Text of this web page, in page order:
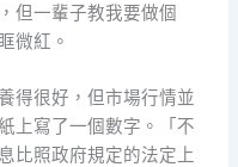
但一輩子教我要做個
微紅。
得很好，但市場行情並
上寫了一個數字。「不
比照政府規定的法定上